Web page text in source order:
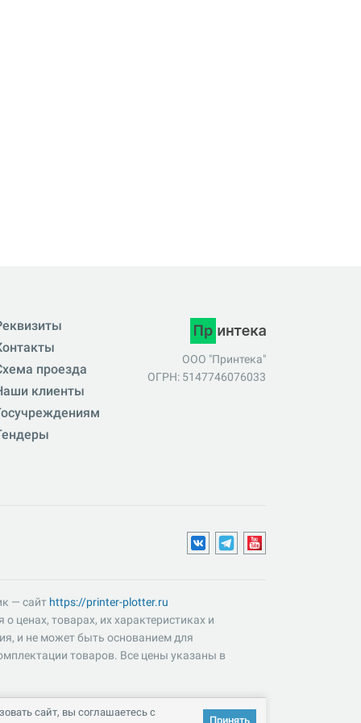
проезда
клиенты
ООО "Принтека"
ОГРН: 5147746076033
— сайт https://printer-plotter.ru
ценах, товарах, их характеристиках и
и не может быть основанием для
товаров. Все цены указаны в
сайт, вы соглашаетесь с
Принять